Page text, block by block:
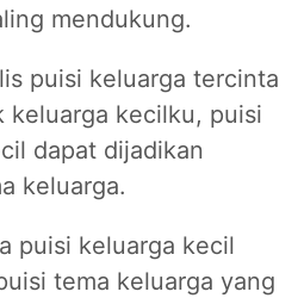
mendukung.
puisi keluarga tercinta
keluarga kecilku, puisi
dapat dijadikan
keluarga.
puisi keluarga kecil
tema keluarga yang